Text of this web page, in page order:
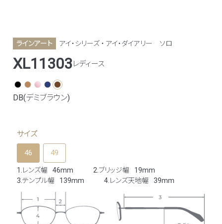
ラインアート アイ・シリーズ ・ アイ・ダイアリー ソロ
XL11303レディース
DB(デミブラウン)
サイズ
46 49
1.レンズ幅 46mm 2.ブリッジ幅
19mm
3.テンプル幅
139mm 4.レンズ天地幅 39mm